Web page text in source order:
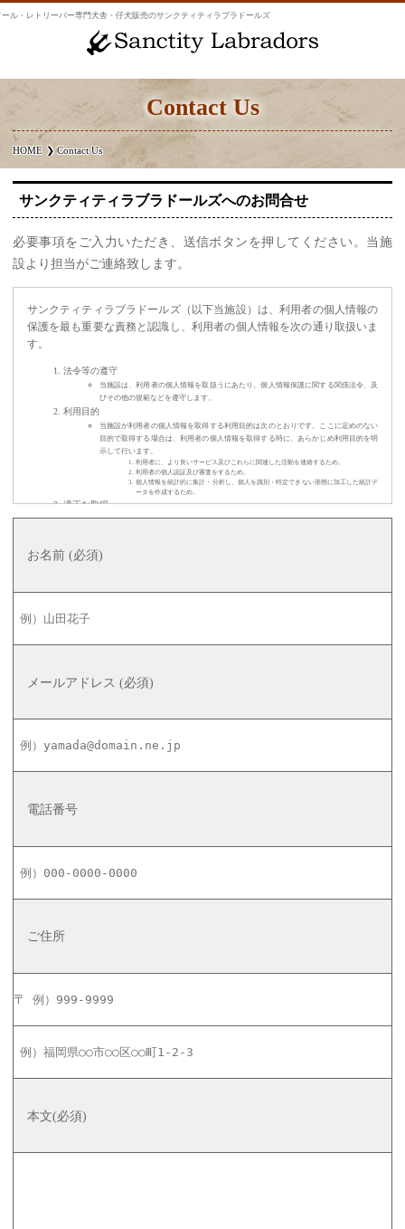
ル・レトリーバー専門犬舎・仔犬販売のサンクティティラブラドールズ
Contact Us
HOME Contact Us
サンクティティラブラドールズへのお問合せ
必要事項をご入力いただき、送信ボタンを押してください。当施
設より担当がご連絡致します。
サンクティティラブラドールズ（以下当施設）は、利用者の個人情報の
保護を最も重要な責務と認識し、利用者の個人情報を次の通り取扱いま
す。
法令等の遵守
当施設は、利用者の個人情報を取扱うにあたり、個人情報保護に関する関係法令、及
びその他の規範などを遵守します。
利用目的
当施設が利用者の個人情報を取得する利用目的は次のとおりです。ここに定めのない
目的で取得する場合は、利用者の個人情報を取得する時に、あらかじめ利用目的を明
示して行います。
利用者に、より良いサービス及びこれらに関連した活動を連絡するため。
利用者の個人認証及び審査をするため。
個人情報を統計的に集計・分析し、個人を識別・特定できない形態に加工した統計デ
ータを作成するため。
適正な取得
当施設は、利用者の個人情報を偽りその他不正の手段で取得する事は致しません。
第三者への提供
国の機関若しくは地方公共団体又はその委託を受けた者が法令の定める事務を遂行す
開示・訂正・削除
当施設は、個人情報を正確かつ最新の状態で管理するよう努めます。また利用者から
かに開示します。その結果、万一誤った情報があれば速やかに訂正又は削除いたしま
安全管理
必要かつ適切な措置を講じます。
お名前 (必須)
メールアドレス (必須)
電話番号
ご住所
〒
本文(必須)